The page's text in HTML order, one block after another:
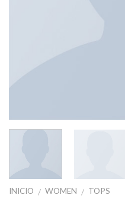
INICIO / WOMEN / TOPS